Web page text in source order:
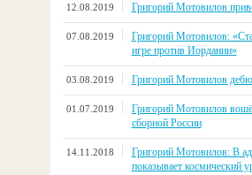
12.08.2019 Григорий Мотовилов
07.08.2019
Григорий Мотовилов:
игре против Иордании»
03.08.2019 Григорий Мотовилов
01.07.2019
Григорий Мотовилов
сборной России
14.11.2018
Григорий Мотовилов: В
показывает космический